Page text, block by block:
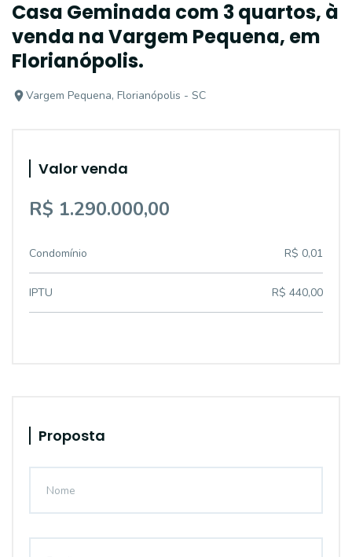
Casa Geminada com 3 quartos, à
venda na Vargem Pequena, em
Florianópolis.
Vargem Pequena, Florianópolis - SC
Valor venda
R$ 1.290.000,00
Condomínio R$ 0,01
IPTU R$ 440,00
Proposta